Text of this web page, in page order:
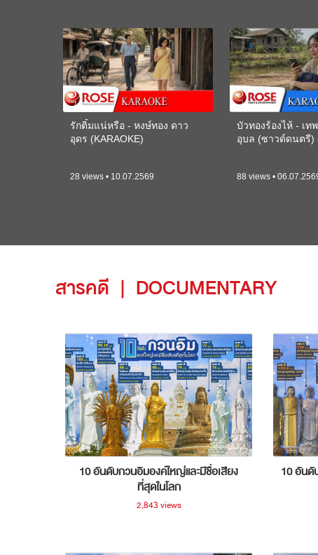
รักติ๋มแน่หรือ - หงษ์ทอง ดาว
อุดร (KARAOKE)
28 views • 10.07.2569
บัวทองร้องไห้ - เท
อุบล (ซาวด์ดนตรี)
88 views •
สารคดี | DOCUMENTARY
10 อันดับกวนอิมองค์ใหญ่และมีชื่อเสียง
ที่สุดในโลก
2,843 views
10 อันดั